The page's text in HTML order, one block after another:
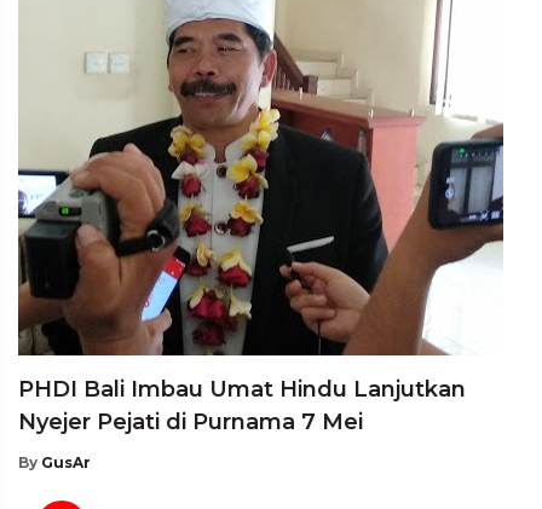
PHDI Bali Imbau Umat Hindu Lanjutkan
Nyejer Pejati di Purnama 7 Mei
By GusAr